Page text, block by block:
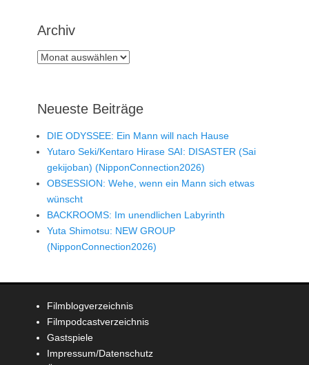
Archiv
Archiv
Neueste Beiträge
DIE ODYSSEE: Ein Mann will nach Hause
Yutaro Seki/Kentaro Hirase SAI: DISASTER (Sai
gekijoban) (NipponConnection2026)
OBSESSION: Wehe, wenn ein Mann sich etwas
wünscht
BACKROOMS: Im unendlichen Labyrinth
Yuta Shimotsu: NEW GROUP
(NipponConnection2026)
Filmblogverzeichnis
Filmpodcastverzeichnis
Gastspiele
Impressum/Datenschutz